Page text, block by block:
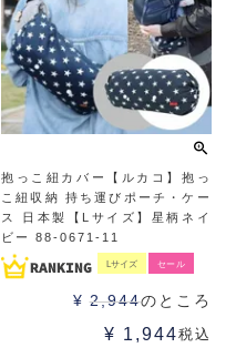
抱っこ紐カバー【ルカコ】抱っ
こ紐収納 持ち運びポーチ・ケー
ス 日本製【Lサイズ】星柄ネイ
ビー 88-0671-11
Lサイズ セール
¥ 2,944のところ
¥ 1,944税込